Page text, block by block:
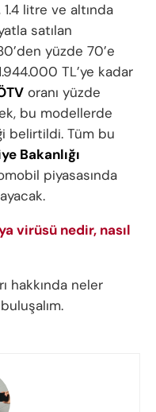
litre ve altında
satılan
yüzde 70’e
TL’ye kadar
oranı yüzde
bu modellerde
belirtildi. Tüm bu
Bakanlığı
piyasasında
virüsü nedir, nasıl
hakkında neler